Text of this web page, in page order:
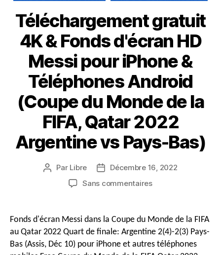
Téléchargement gratuit
4K & Fonds d'écran HD
Messi pour iPhone &
Téléphones Android
(Coupe du Monde de la
FIFA, Qatar 2022
Argentine vs Pays-Bas)
Auteur
message
Par Libre
DateDécembre 16, 2022
Sans commentairessur
4K
Fonds
d'écran
Fonds d'écran Messi dans la Coupe du Monde de la FIFA
au Qatar 2022 Quart de finale: Argentine 2(4)-2(3) Pays-
Bas (Assis, Déc 10) pour iPhone et autres téléphones